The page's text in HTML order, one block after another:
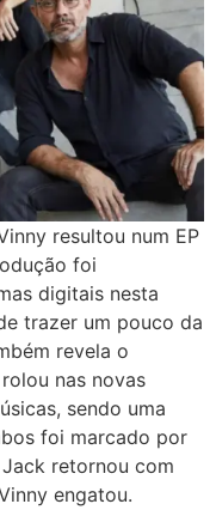
resultou num EP
foi
digitais nesta
trazer um pouco da
revela o
nas novas
sendo uma
foi marcado por
retornou com
engatou.